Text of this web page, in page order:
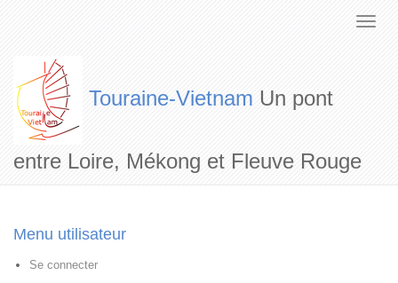
Touraine-Vietnam Un pont
entre Loire, Mékong et Fleuve Rouge
Menu utilisateur
Se connecter